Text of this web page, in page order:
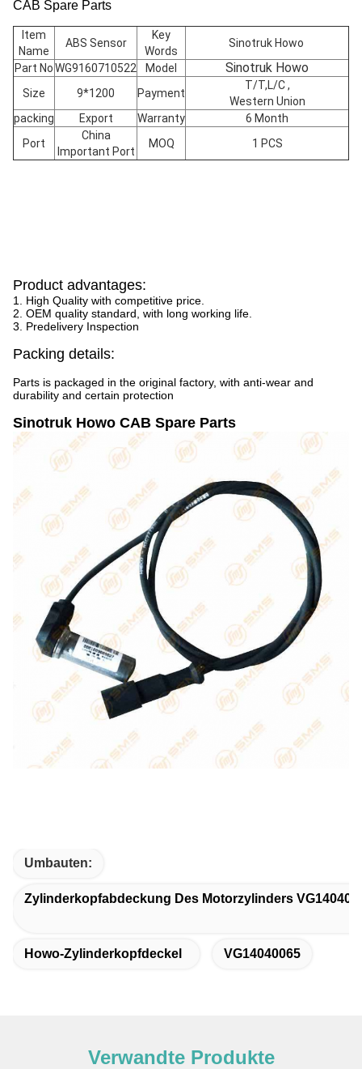
CAB Spare Parts
Item
Name
ABS Sensor
Key
Words
Sinotruk Howo
Part NoWG9160710522 Model Sinotruk Howo
Size 9*1200 Payment
T/T,L/C ,
Western Union
packing
Export Warranty
6 Month
Port
China
Important Port
MOQ 1 PCS
Product advantages:
1. High Quality with competitive price.
2. OEM quality standard, with long working life.
3. Predelivery Inspection
Packing details:
Parts is packaged in the original factory, with anti-wear and
durability and certain protection
Sinotruk Howo CAB Spare Parts
Umbauten:
Zylinderkopfabdeckung Des Motorzylinders
Howo-Zylinderkopfdeckel VG14040065
Verwandte Produkte